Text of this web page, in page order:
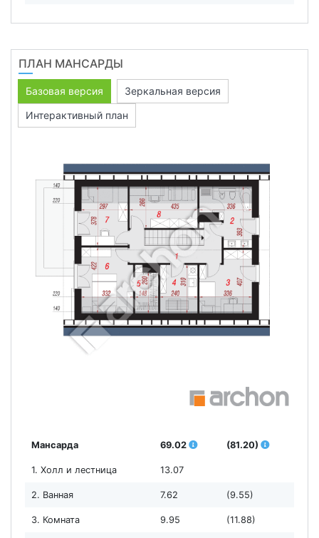
ПЛАН МАНСАРДЫ
Базовая версия
Зеркальная версия
Интерактивный план
Мансарда 69.02 (81.20)
1. Холл и лестница 13.07
2. Ванная 7.62 (9.55)
3. Комната 9.95 (11.88)